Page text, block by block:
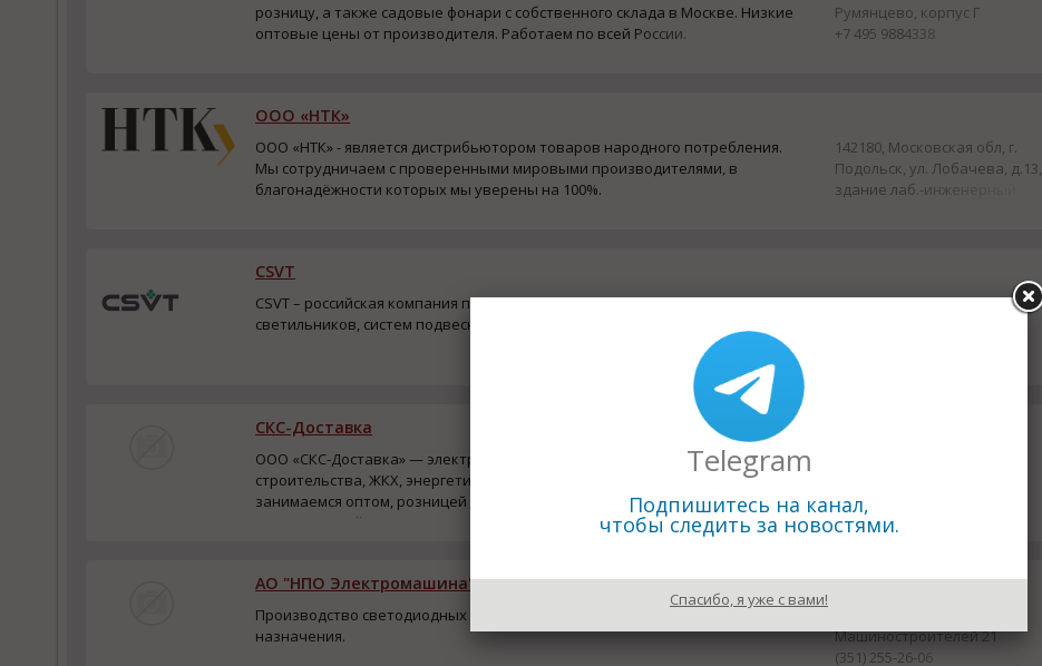
розницу, а также садовые фонари с собственного склада в Москве. Низкие
оптовые цены от производителя. Работаем по всей России.
Румянцево, корпус Г
+7 495 9884338
ООО «НТК»
ООО «НТК» - является дистрибьютором товаров народного потребления.
Мы сотрудничаем с проверенными мировыми производителями, в
благонадёжности которых мы уверены на 100%.
142180, Московская обл, г.
Подольск, ул. Лобачева, д.13,
здание лаб.-инженерный
CSVT
CSVT – российская компания по производству светодиодных
светильников, систем подвесных потолков и комплектующих.
127282, Москва, Чермянский
СКС-Доставка
ООО «СКС-Доставка» — электротехническая продукция для сфер
строительства, ЖКХ, энергетики, бытового использования С 2017 года
занимаемся оптом, розницей и комплексными поставками! Тысячи
наименований электротехнической продукции заводского качества.
АО "НПО Электромашина"
Производство светодиодных светильников промышленного и уличного
назначения.
Машиностроителей 21
(351) 255-26-06
Telegram
Подпишитесь на канал,
чтобы следить за новостями.
Спасибо, я уже с вами!